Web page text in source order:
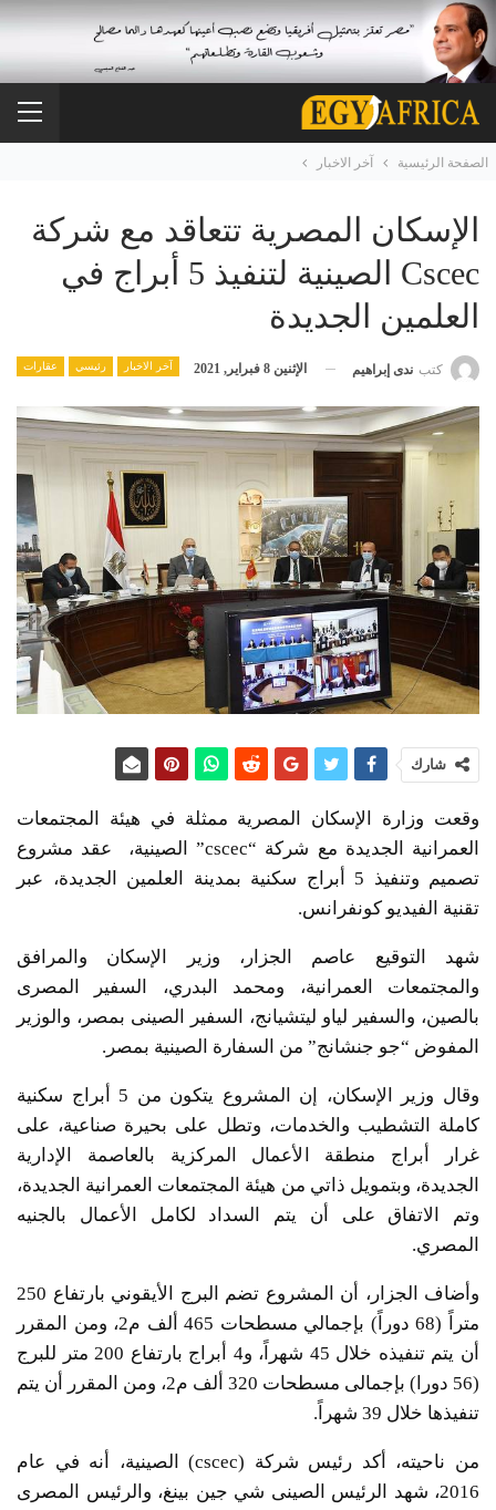
الصفحة الرئيسية آخر الاخبار
الإسكان المصرية تتعاقد مع شركة
Cscec الصينية لتنفيذ 5 أبراج في
العلمين الجديدة
آخر الاخبار رئيسي عقارات كتب ندى إبراهيم الإثنين 8 فبراير, 2021
شارك
وقعت وزارة الإسكان المصرية ممثلة في هيئة المجتمعات
العمرانية الجديدة مع شركة “cscec” الصينية، عقد مشروع
تصميم وتنفيذ 5 أبراج سكنية بمدينة العلمين الجديدة، عبر
تقنية الفيديو كونفرانس.
شهد التوقيع عاصم الجزار، وزير الإسكان والمرافق
والمجتمعات العمرانية، ومحمد البدري، السفير المصرى
بالصين، والسفير لياو ليتشيانج، السفير الصينى بمصر، والوزير
المفوض “جو جنشانج” من السفارة الصينية بمصر.
وقال وزير الإسكان، إن المشروع يتكون من 5 أبراج سكنية
كاملة التشطيب والخدمات، وتطل على بحيرة صناعية، على
غرار أبراج منطقة الأعمال المركزية بالعاصمة الإدارية
الجديدة، وبتمويل ذاتي من هيئة المجتمعات العمرانية الجديدة،
وتم الاتفاق على أن يتم السداد لكامل الأعمال بالجنيه
المصري.
وأضاف الجزار، أن المشروع تضم البرج الأيقوني بارتفاع 250
متراً (68 دوراً) بإجمالي مسطحات 465 ألف م2، ومن المقرر
أن يتم تنفيذه خلال 45 شهراً، و4 أبراج بارتفاع 200 متر للبرج
(56 دورا) بإجمالى مسطحات 320 ألف م2، ومن المقرر أن يتم
تنفيذها خلال 39 شهراً.
من ناحيته، أكد رئيس شركة (cscec) الصينية، أنه في عام
2016، شهد الرئيس الصينى شي جين بينغ، والرئيس المصرى